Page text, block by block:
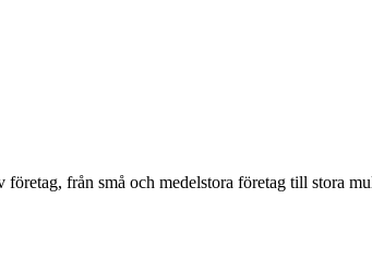
från små och medelstora företag till stora